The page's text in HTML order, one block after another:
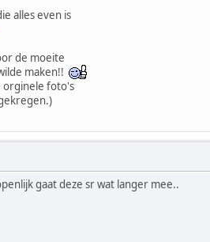
alles even is
de moeite
maken!!
orginele foto's
gaat deze sr wat langer mee..